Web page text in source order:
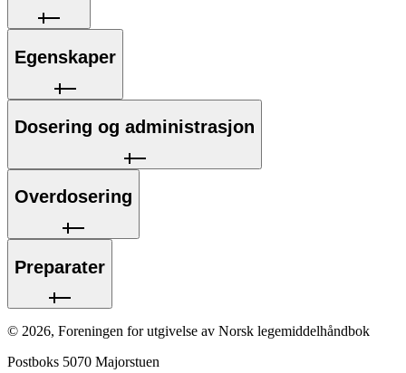
Egenskaper
Dosering og administrasjon
Overdosering
Preparater
© 2026, Foreningen for utgivelse av Norsk legemiddelhåndbok
Postboks 5070 Majorstuen